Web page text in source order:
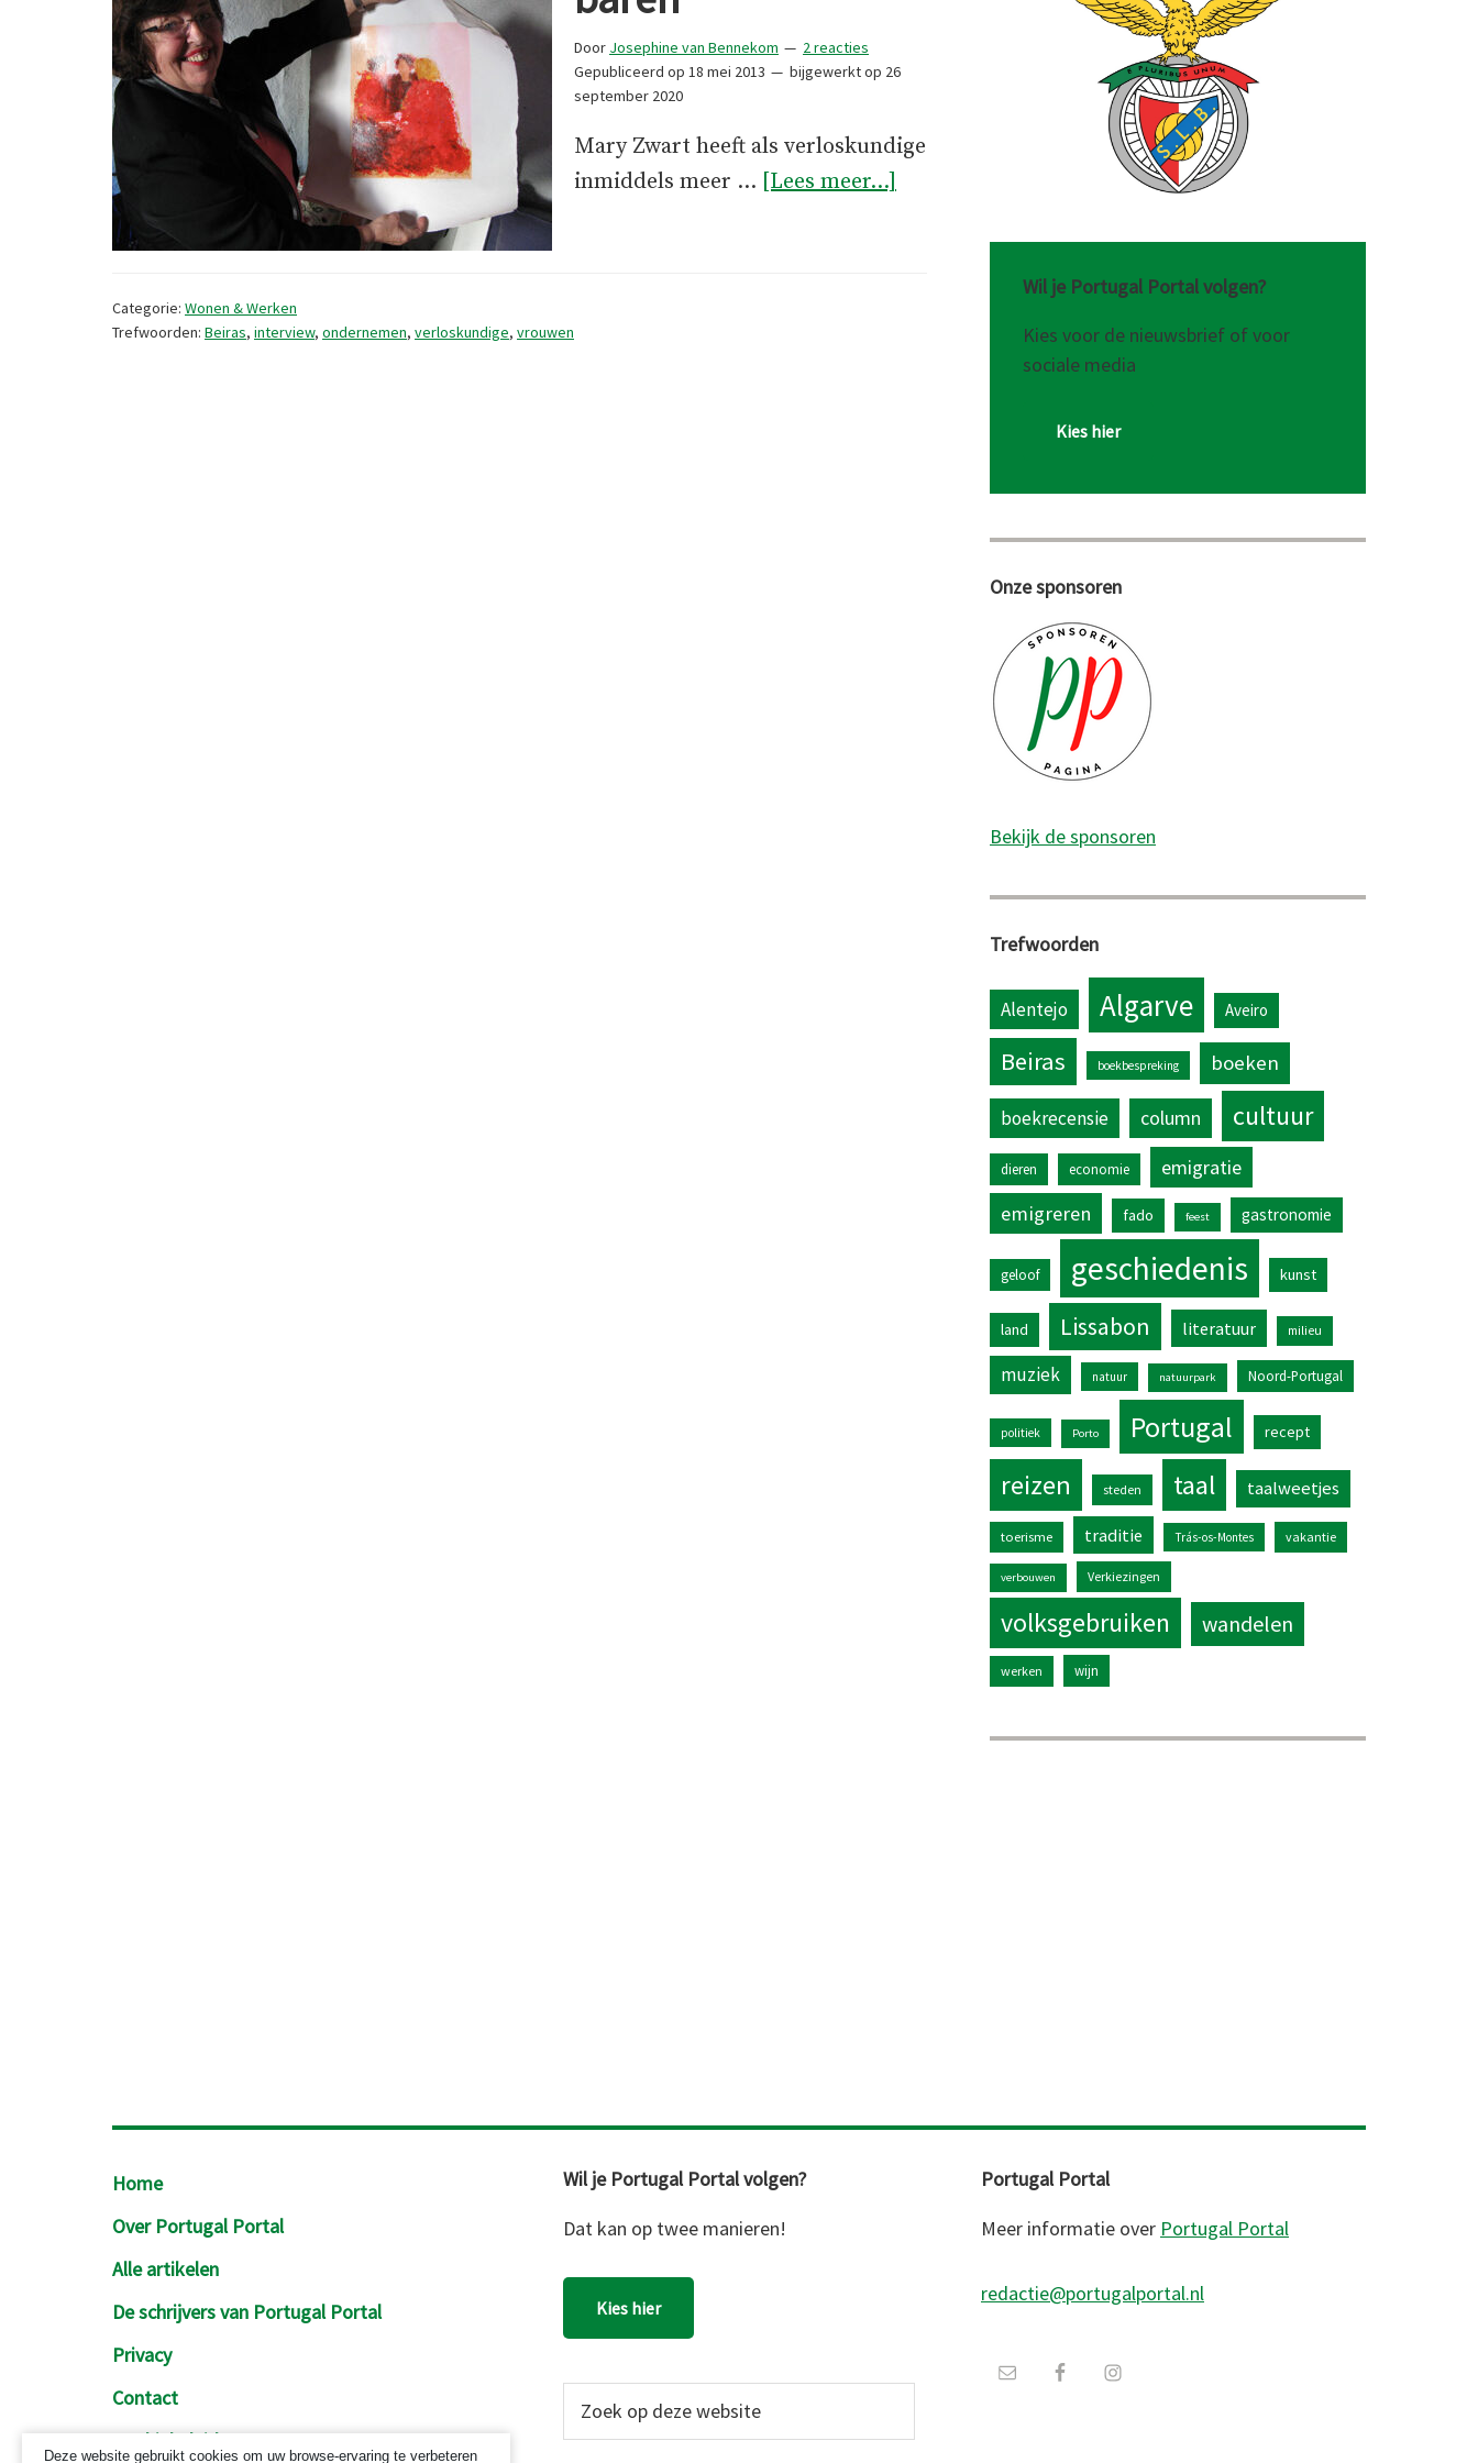
Door Josephine van Bennekom
2 reacties
Gepubliceerd op 18 mei 2013 bijgewerkt op 26
september 2020
Mary Zwart heeft als verloskundige
inmiddels meer … [Lees meer...]
Categorie: Wonen & Werken
Trefwoorden: Beiras, interview, ondernemen, verloskundige, vrouwen
Wil je Portugal Portal volgen?
Kies voor de nieuwsbrief of voor
sociale media
Kies hier
Onze sponsoren
Bekijk de sponsoren
Trefwoorden
Alentejo Algarve Aveiro
Beiras boekbespreking boeken
boekrecensie column cultuur
dieren economie
emigratie
emigreren
fado feest gastronomie
geloof geschiedenis kunst
land Lissabon literatuur milieu
muziek natuur natuurpark Noord-Portugal
politiek Porto Portugal recept
reizen steden taal taalweetjes
toerisme traditie Trás-os-Montes vakantie
verbouwen Verkiezingen
volksgebruiken wandelen
werken wijn
Footer
Home
Over Portugal Portal
Alle artikelen
De schrijvers van Portugal Portal
Privacy
Contact
Cookiebeleid
Wil je Portugal Portal volgen?
Dat kan op twee manieren!
Kies hier
Portugal Portal
Meer informatie over Portugal Portal
redactie@portugalportal.nl
Deze website gebruikt cookies om uw browse-ervaring te verbeteren